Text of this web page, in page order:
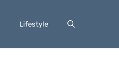
Lifestyle